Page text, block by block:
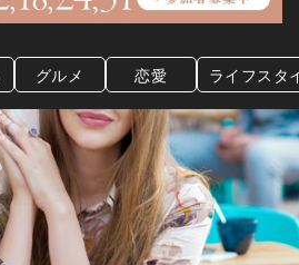
グルメ 恋愛 ライフスタ